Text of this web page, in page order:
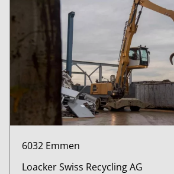
6032 Emmen
Loacker Swiss Recycling AG